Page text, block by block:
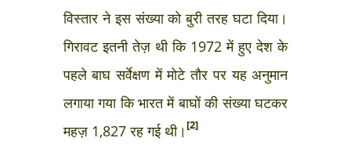
विस्तार ने इस संख्या को बुरी तरह घटा दिया।
गिरावट इतनी तेज़ थी कि 1972 में हुए देश के
पहले बाघ सर्वेक्षण में मोटे तौर पर यह अनुमान
लगाया गया कि भारत में बाघों की संख्या घटकर
महज़ 1,827 रह गई थी। [2]